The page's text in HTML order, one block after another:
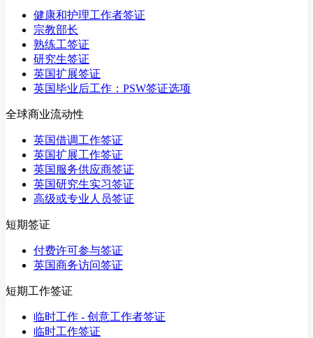
健康和护理工作者签证
宗教部长
熟练工签证
研究生签证
英国扩展签证
英国毕业后工作：PSW签证选项
全球商业流动性
英国借调工作签证
英国扩展工作签证
英国服务供应商签证
英国研究生实习签证
高级或专业人员签证
短期签证
付费许可参与签证
英国商务访问签证
短期工作签证
临时工作 - 创意工作者签证
临时工作签证